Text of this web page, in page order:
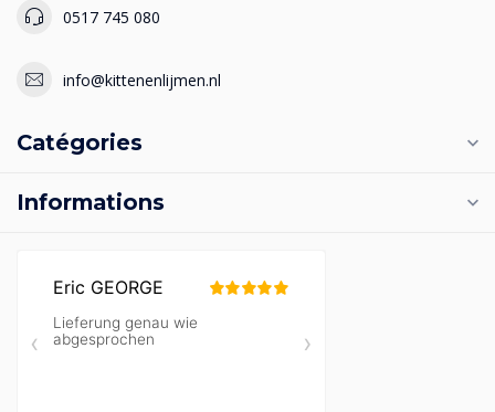
0517 745 080
info@kittenenlijmen.nl
Catégories
Informations